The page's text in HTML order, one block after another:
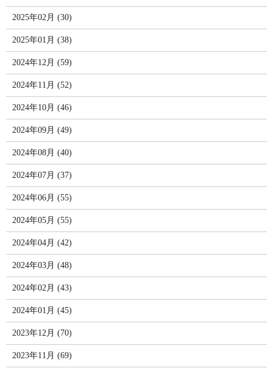
2025年02月 (30)
2025年01月 (38)
2024年12月 (59)
2024年11月 (52)
2024年10月 (46)
2024年09月 (49)
2024年08月 (40)
2024年07月 (37)
2024年06月 (55)
2024年05月 (55)
2024年04月 (42)
2024年03月 (48)
2024年02月 (43)
2024年01月 (45)
2023年12月 (70)
2023年11月 (69)